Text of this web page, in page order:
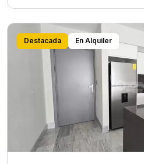
Destacada En Alquiler